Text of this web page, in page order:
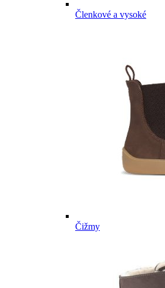
Členkové a vysoké
Čižmy